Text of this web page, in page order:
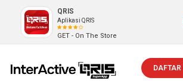
QRIS
Aplikasi QRIS
GET - On The Store
DAFTAR